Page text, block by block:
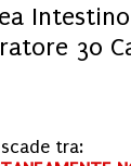
30
tra: